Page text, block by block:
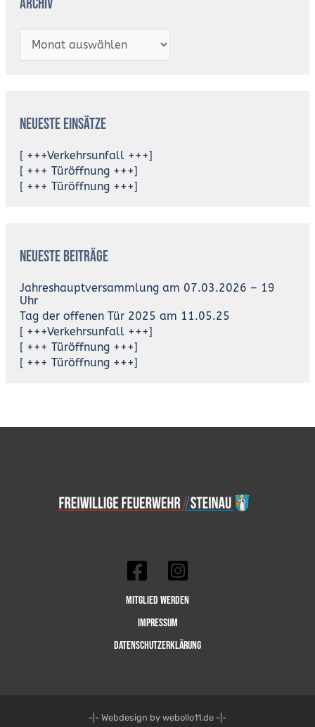
Archiv
Neueste Einsätze
[ +++Verkehrsunfall +++]
[ +++ Türöffnung +++]
[ +++ Türöffnung +++]
Neueste Beiträge
Jahreshauptversammlung am 07.03.2026 – 19
Uhr
Tag der offenen Tür 2025 am 11.05.25
[ +++Verkehrsunfall +++]
[ +++ Türöffnung +++]
[ +++ Türöffnung +++]
Mitglied werden
Impressum
Datenschutzerklärung
-|- Webdesign by webollo11.de -|-